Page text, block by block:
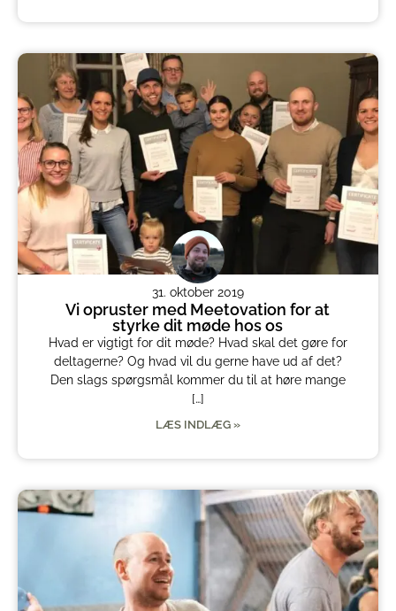
31. oktober 2019
Vi opruster med Meetovation for at
styrke dit møde hos os
Hvad er vigtigt for dit møde? Hvad skal det gøre for
deltagerne? Og hvad vil du gerne have ud af det?
Den slags spørgsmål kommer du til at høre mange
[…]
LÆS INDLÆG »